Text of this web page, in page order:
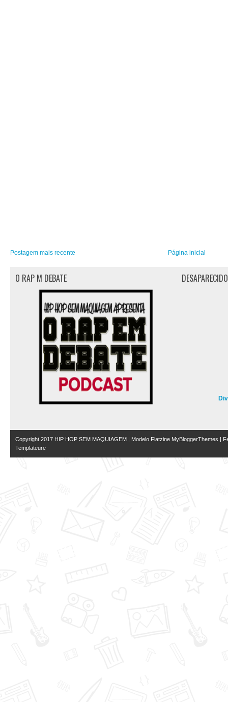
Postagem mais recente Página inicial
O RAP M DEBATE
Copyright 2017 HIP HOP SEM MAQUIAGEM | Modelo Flatzine MyBloggerThemes |
Templateure